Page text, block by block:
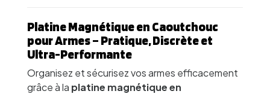
Platine Magnétique en Caoutchouc
pour Armes – Pratique, Discrète et
Ultra-Performante
Organisez et sécurisez vos armes efficacement
grâce à la platine magnétique en